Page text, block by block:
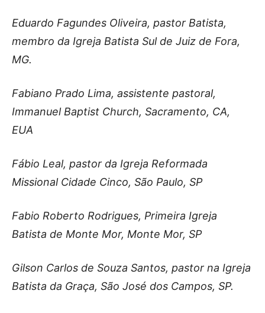
Eduardo Fagundes Oliveira, pastor Batista,
membro da Igreja Batista Sul de Juiz de Fora,
MG.
Fabiano Prado Lima, assistente pastoral,
Immanuel Baptist Church, Sacramento, CA,
EUA
Fábio Leal, pastor da Igreja Reformada
Missional Cidade Cinco, São Paulo, SP
Fabio Roberto Rodrigues, Primeira Igreja
Batista de Monte Mor, Monte Mor, SP
Gilson Carlos de Souza Santos, pastor na Igreja
Batista da Graça, São José dos Campos, SP.